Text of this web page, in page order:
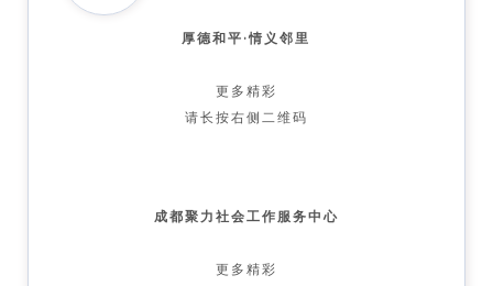
厚德和平·情义邻里
更多精彩
请长按右侧二维码
成都聚力社会工作服务中心
更多精彩